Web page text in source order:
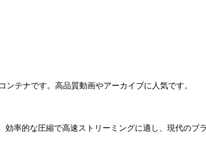
テナです。高品質動画やアーカイブに人気です。
率的な圧縮で高速ストリーミングに適し、現代のブ